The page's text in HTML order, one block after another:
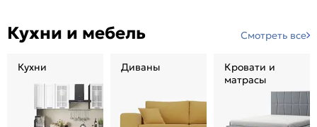
Кухни и мебель Смотреть все
Кухни Диваны
Кровати и
матрасы